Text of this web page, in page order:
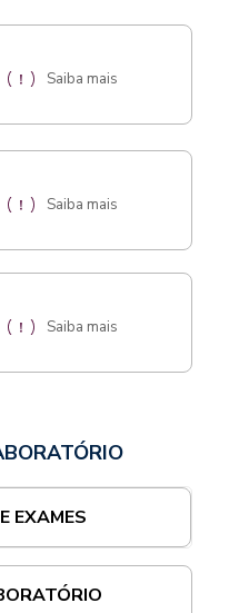
Saiba mais
Saiba mais
Saiba mais
EXAMES